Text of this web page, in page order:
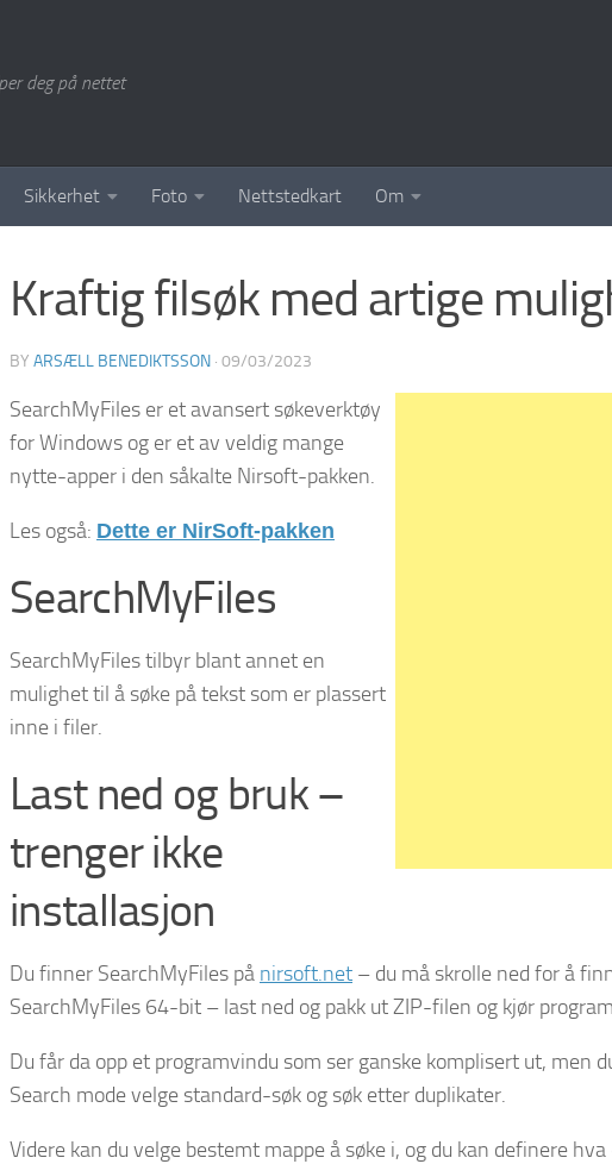
deg på nettet
Sikkerhet Foto Nettstedkart Om
Kraftig filsøk med artige
BY ARSÆLL BENEDIKTSSON · 09/03/2023
SearchMyFiles er et avansert søkeverktøy
for Windows og er et av veldig mange
nytte-apper i den såkalte Nirsoft-pakken.
Les også: Dette er NirSoft-pakken
SearchMyFiles
SearchMyFiles tilbyr blant annet en
mulighet til å søke på tekst som er plassert
inne i filer.
Last ned og bruk –
trenger ikke
installasjon
Du finner SearchMyFiles på nirsoft.net – du må skrolle ned for å
SearchMyFiles 64-bit – last ned og pakk ut ZIP-filen og kjør
Du får da opp et programvindu som ser ganske komplisert ut, men
Search mode velge standard-søk og søk etter duplikater.
Videre kan du velge bestemt mappe å søke i, og du kan definere